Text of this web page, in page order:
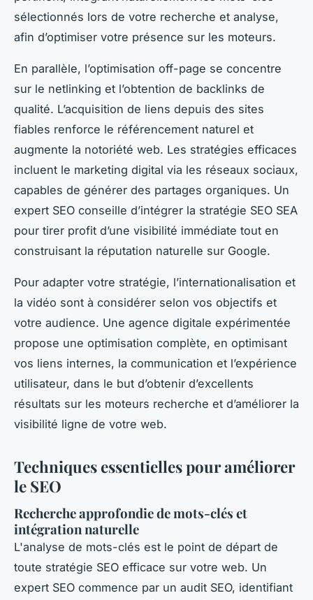
sélectionnés lors de votre recherche et analyse,
afin d’optimiser votre présence sur les moteurs.
En parallèle, l’optimisation off-page se concentre
sur le netlinking et l’obtention de backlinks de
qualité. L’acquisition de liens depuis des sites
fiables renforce le référencement naturel et
augmente la notoriété web. Les stratégies efficaces
incluent le marketing digital via les réseaux sociaux,
capables de générer des partages organiques. Un
expert SEO conseille d’intégrer la stratégie SEO SEA
pour tirer profit d’une visibilité immédiate tout en
construisant la réputation naturelle sur Google.
Pour adapter votre stratégie, l’internationalisation et
la vidéo sont à considérer selon vos objectifs et
votre audience. Une agence digitale expérimentée
propose une optimisation complète, en optimisant
vos liens internes, la communication et l’expérience
utilisateur, dans le but d’obtenir d’excellents
résultats sur les moteurs recherche et d’améliorer la
visibilité ligne de votre web.
Techniques essentielles pour améliorer
le SEO
Recherche approfondie de mots-clés et
intégration naturelle
L'analyse de mots-clés est le point de départ de
toute stratégie SEO efficace sur votre web. Un
expert SEO commence par un audit SEO, identifiant